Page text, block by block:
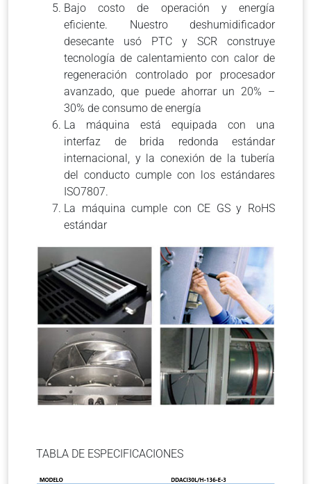
Bajo costo de operación y energía
eficiente. Nuestro deshumidificador
desecante usó PTC y SCR construye
tecnología de calentamiento con calor de
regeneración controlado por procesador
avanzado, que puede ahorrar un 20% –
30% de consumo de energía
La máquina está equipada con una
interfaz de brida redonda estándar
internacional, y la conexión de la tubería
del conducto cumple con los estándares
ISO7807.
La máquina cumple con CE GS y RoHS
estándar
TABLA DE ESPECIFICACIONES